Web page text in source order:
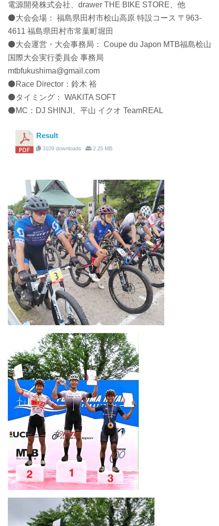
電源開発株式会社、drawer THE BIKE STORE、他
⚫大会会場： 福島県田村市桧山高原 特設コース 〒963-
4611 福島県田村市常葉町堀田
⚫大会運営・大会事務局： Coupe du Japon MTB福島桧山
国際大会実行委員会 事務局
mtbfukushima@gmail.com
⚫Race Director：鈴木 裕
⚫タイミング： WAKITA SOFT
⚫MC：DJ SHINJI、平山 イクオ TeamREAL
Result
3109 downloads 2.25 MB